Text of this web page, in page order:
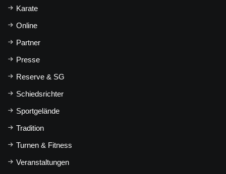
Karate
Online
Partner
Presse
Reserve & SG
Schiedsrichter
Sportgelände
Tradition
Turnen & Fitness
Veranstaltungen